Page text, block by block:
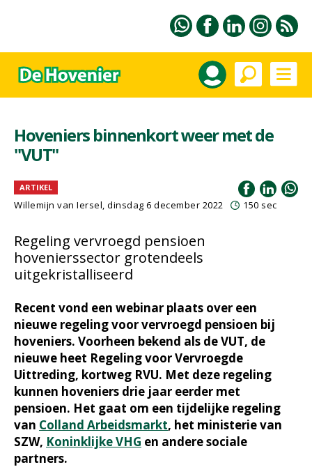
Hoveniers binnenkort weer met de
"VUT"
ARTIKEL
Willemijn van Iersel, dinsdag 6 december 2022 150 sec
Regeling vervroegd pensioen
hovenierssector grotendeels
uitgekristalliseerd
Recent vond een webinar plaats over een
nieuwe regeling voor vervroegd pensioen bij
hoveniers. Voorheen bekend als de VUT, de
nieuwe heet Regeling voor Vervroegde
Uittreding, kortweg RVU. Met deze regeling
kunnen hoveniers drie jaar eerder met
pensioen. Het gaat om een tijdelijke regeling
van Colland Arbeidsmarkt, het ministerie van
SZW, Koninklijke VHG en andere sociale
partners.